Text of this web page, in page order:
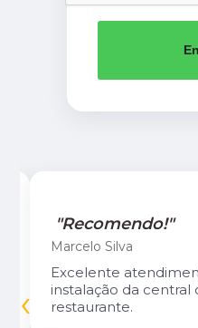
"Recomendo!"
Marcelo Silva
Excelente
instalação da central
restaurante.
‹